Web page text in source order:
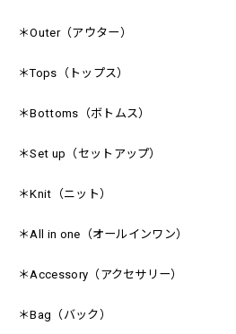
＊Outer（アウター）
＊Tops（トップス）
＊Bottoms（ボトムス）
＊Set up（セットアップ）
＊Knit（ニット）
＊All in one（オールインワン）
＊Accessory（アクセサリー）
＊Bag（バック）